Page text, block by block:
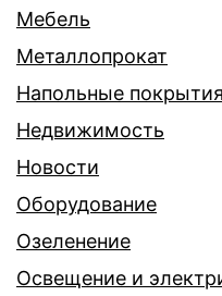
Мебель
Металлопрокат
Напольные покрытия
Недвижимость
Новости
Оборудование
Озеленение
Освещение и